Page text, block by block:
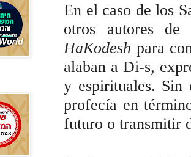
En el caso de los
otros autores
HaKodesh para
alaban a Di-s,
y espirituales. Sin
profecía en
futuro o transmitir